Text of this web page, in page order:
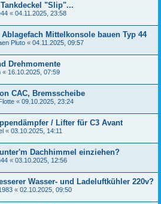
"Slip"...
« 04.11.2025, 23:58
Mittelkonsole bauen Typ 44
Pluto « 04.11.2025, 09:57
Drehmomente
« 16.10.2025, 07:59
CAC, Bremsscheibe
« 09.10.2025, 23:24
/ Lifter für C3 Avant
« 03.10.2025, 14:11
Dachhimmel einziehen?
« 03.10.2025, 12:56
Wasser- und Ladeluftkühler 220v?
« 02.10.2025, 09:50